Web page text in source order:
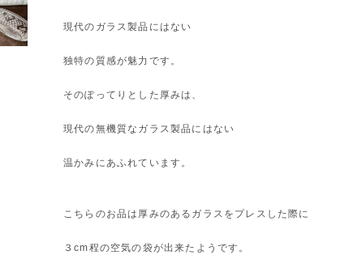
現代のガラス製品にはない
独特の質感が魅力です。
そのぽってりとした厚みは、
現代の無機質なガラス製品にはない
温かみにあふれています。
こちらのお品は厚みのあるガラスをプレスした際に
３cm程の空気の袋が出来たようです。